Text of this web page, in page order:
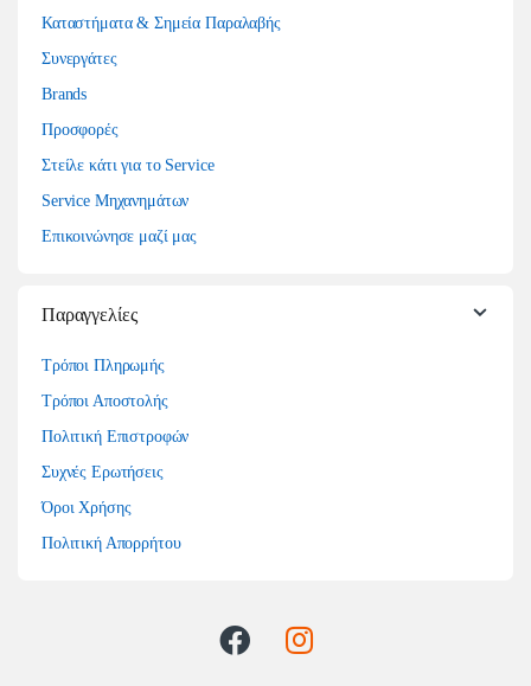
Καταστήματα & Σημεία Παραλαβής
Συνεργάτες
Brands
Προσφορές
Στείλε κάτι για το Service
Service Μηχανημάτων
Επικοινώνησε μαζί μας
Παραγγελίες
Τρόποι Πληρωμής
Τρόποι Αποστολής
Πολιτική Επιστροφών
Συχνές Ερωτήσεις
Όροι Χρήσης
Πολιτική Απορρήτου